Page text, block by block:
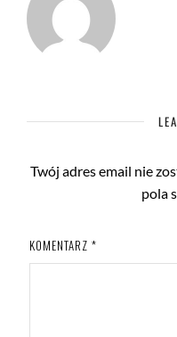
Twój adres email nie
pola
KOMENTARZ *